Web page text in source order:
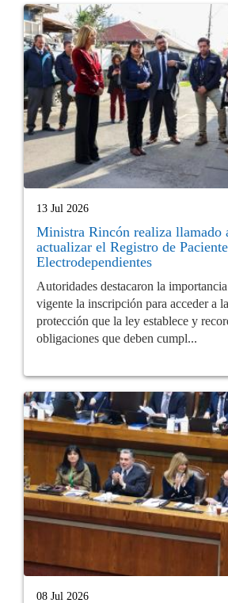
13 Jul 2026
Ministra Rincón realiza llamado
actualizar el Registro de
Electrodependientes
Autoridades destacaron la
vigente la inscripción para acceder a
protección que la ley establece y
obligaciones que deben cumpl...
08 Jul 2026